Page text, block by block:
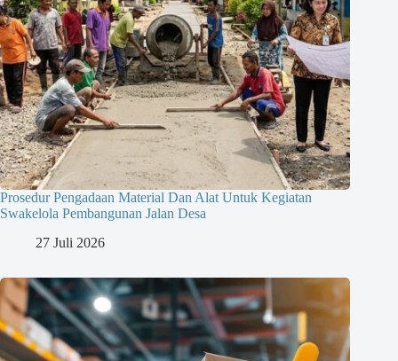
Prosedur Pengadaan Material Dan Alat Untuk Kegiatan
Swakelola Pembangunan Jalan Desa
27 Juli 2026